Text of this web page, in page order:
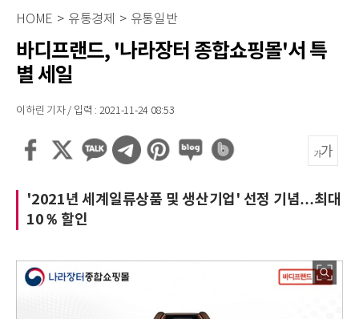
HOME > 유통경제 > 유통일반
바디프랜드, '나라장터 종합쇼핑몰'서 특
별 세일
이하린 기자 / 입력 : 2021-11-24 08:53
'2021년 세계일류상품 및 생산기업' 선정 기념…최대
10％ 할인